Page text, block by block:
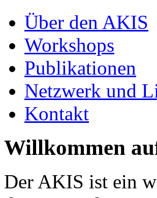
Über den AKIS
Workshops
Publikationen
Netzwerk und
Kontakt
Willkommen
Der AKIS ist ein